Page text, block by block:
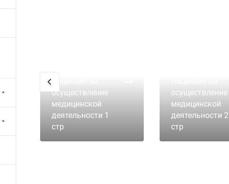
осуществление
медицинской
деятельности 1
стр
осуществление
медицинской
деятельности 2
стр